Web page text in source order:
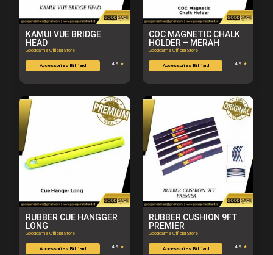
KAMUI VUE BRIDGE
HEAD
Goodgame Official Store
Accessories Billiard 4.9 ★
COC MAGNETIC CHALK
HOLDER – MERAH
Goodgame Official Store
Accessories Billiard 4.9 ★
RUBBER CUE HANGGER
LONG
Goodgame Official Store
Accessories Billiard 4.9 ★
RUBBER CUSHION 9FT
PREMIER
Goodgame Official Store
Accessories Billiard 4.9 ★